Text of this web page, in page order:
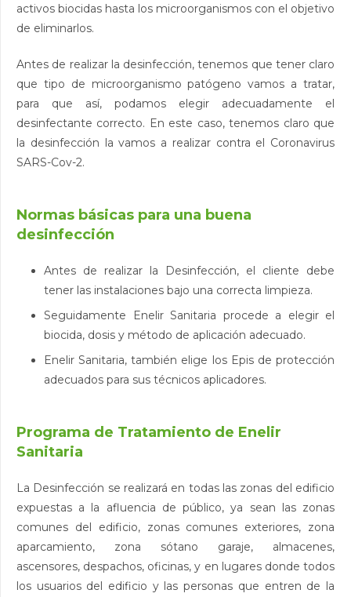
activos biocidas hasta los microorganismos con el objetivo
de eliminarlos.
Antes de realizar la desinfección, tenemos que tener claro
que tipo de microorganismo patógeno vamos a tratar,
para que así, podamos elegir adecuadamente el
desinfectante correcto. En este caso, tenemos claro que
la desinfección la vamos a realizar contra el Coronavirus
SARS-Cov-2.
Normas básicas para una buena
desinfección
Antes de realizar la Desinfección, el cliente debe
tener las instalaciones bajo una correcta limpieza.
Seguidamente Enelir Sanitaria procede a elegir el
biocida, dosis y método de aplicación adecuado.
Enelir Sanitaria, también elige los Epis de protección
adecuados para sus técnicos aplicadores.
Programa de Tratamiento de Enelir
Sanitaria
La Desinfección se realizará en todas las zonas del edificio
expuestas a la afluencia de público, ya sean las zonas
comunes del edificio, zonas comunes exteriores, zona
aparcamiento, zona sótano garaje, almacenes,
ascensores, despachos, oficinas, y en lugares donde todos
los usuarios del edificio y las personas que entren de la